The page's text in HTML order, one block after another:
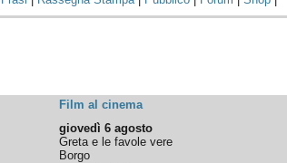
Film al cinema
giovedì 6 agosto
Greta e le favole vere
Borgo